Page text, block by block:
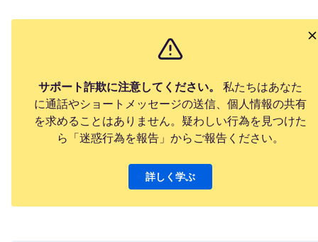
サポート詐欺に注意してください。
私たちはあなた
に通話やショートメッセージの送信、個人情報の共有
を求めることはありません。疑わしい行為を見つけた
ら「迷惑行為を報告」からご報告ください。
詳しく学ぶ